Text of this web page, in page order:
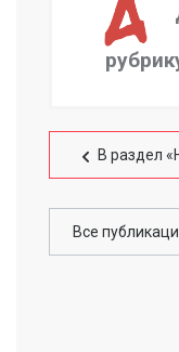
В раздел
Все